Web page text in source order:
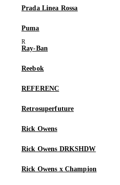
Prada Linea Rossa
Puma
Ray-Ban
Reebok
REFERENC
Retrosuperfuture
Rick Owens
Rick Owens DRKSHDW
Rick Owens x Champion